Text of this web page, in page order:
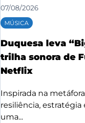
07/08/2026
MÚSICA
Duquesa leva
trilha sonora de
Netflix
Inspirada na
resiliência,
uma...